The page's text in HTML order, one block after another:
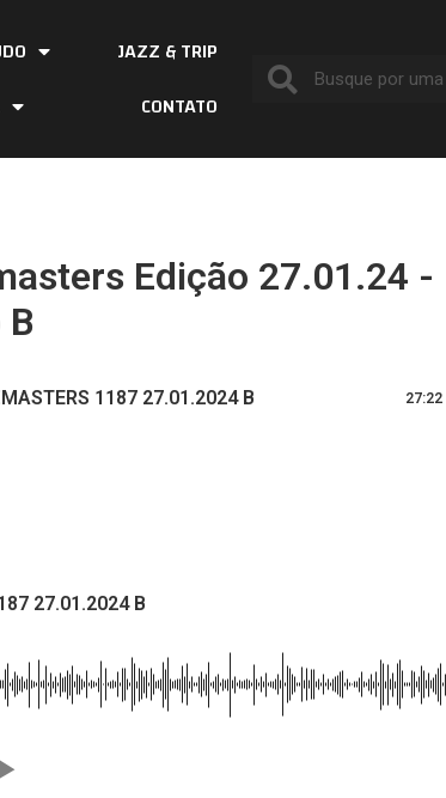
JAZZ & TRIP
CONTATO
Edição 27.01.24 -
1187 27.01.2024 B 27:22
27.01.2024 B